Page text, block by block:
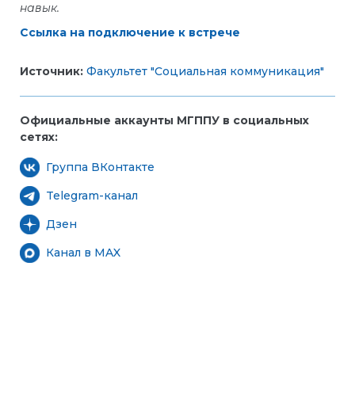
навык.
Ссылка на подключение к встрече
Источник: Факультет "Социальная коммуникация"
Официальные аккаунты МГППУ в социальных
сетях:
Группа ВКонтакте
Telegram-канал
Дзен
Канал в MAX